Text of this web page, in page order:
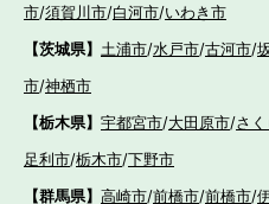
市/須賀川市/白河市/いわき市
【茨城県】 土浦市/水戸市/古河市/
市/神栖市
【栃木県】 宇都宮市/大田原市/さ
足利市/栃木市/下野市
【群馬県】 高崎市/前橋市/前橋市/